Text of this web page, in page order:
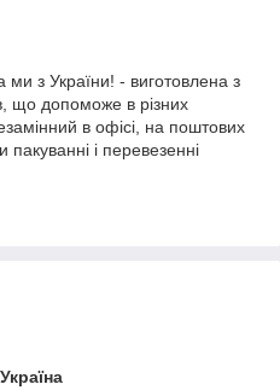
ми з України! - виготовлена з
що допоможе в різних
в офісі, на поштових
пакуванні і перевезенні
Україна